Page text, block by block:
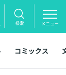
検索 メニュー
コミックス